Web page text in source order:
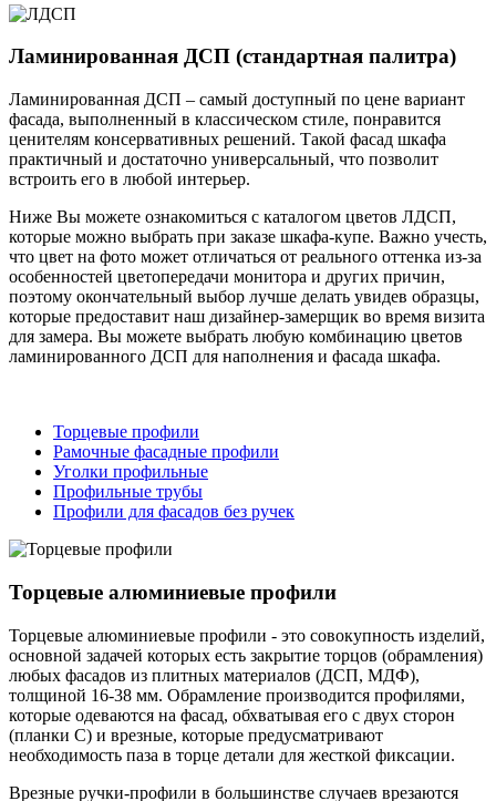
Ламинированная ДСП (стандартная палитра)
Ламинированная ДСП – самый доступный по цене вариант
фасада, выполненный в классическом стиле, понравится
ценителям консервативных решений. Такой фасад шкафа
практичный и достаточно универсальный, что позволит
встроить его в любой интерьер.
Ниже Вы можете ознакомиться с каталогом цветов ЛДСП,
которые можно выбрать при заказе шкафа-купе. Важно учесть,
что цвет на фото может отличаться от реального оттенка из-за
особенностей цветопередачи монитора и других причин,
поэтому окончательный выбор лучше делать увидев образцы,
которые предоставит наш дизайнер-замерщик во время визита
для замера. Вы можете выбрать любую комбинацию цветов
ламинированного ДСП для наполнения и фасада шкафа.
Торцевые профили
Рамочные фасадные профили
Уголки профильные
Профильные трубы
Профили для фасадов без ручек
Торцевые алюминиевые профили
Торцевые алюминиевые профили - это совокупность изделий,
основной задачей которых есть закрытие торцов (обрамления)
любых фасадов из плитных материалов (ДСП, МДФ),
толщиной 16-38 мм. Обрамление производится профилями,
которые одеваются на фасад, обхватывая его с двух сторон
(планки С) и врезные, которые предусматривают
необходимость паза в торце детали для жесткой фиксации.
Врезные ручки-профили в большинстве случаев врезаются